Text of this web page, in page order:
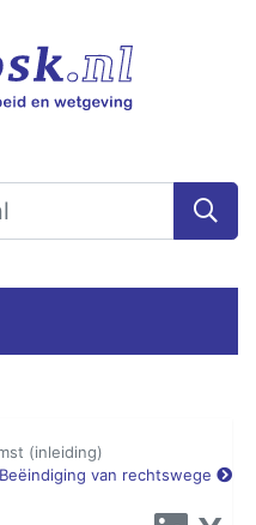
(inleiding)
Beëindiging van rechtswege